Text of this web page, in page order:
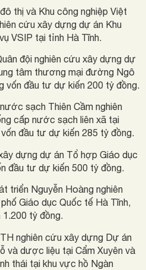
thị và Khu công nghiệp Việt
cứu xây dựng dự án Khu
VSIP tại tỉnh Hà Tĩnh.
đội nghiên cứu xây dựng dự
tâm thương mại đường Ngô
vốn đầu tư dự kiến 200 tỷ đồng.
sạch Thiên Cầm nghiên
cấp nước sạch liên xã tại
đầu tư dự kiến 285 tỷ đồng.
dựng dự án Tổ hợp Giáo dục
đầu tư dự kiến 500 tỷ đồng.
triển Nguyễn Hoàng nghiên
Giáo dục Quốc tế Hà Tĩnh,
tỷ đồng.
nghiên cứu xây dựng Dự án
và dược liệu tại Cẩm Xuyên và
thái tại khu vực hồ Ngàn